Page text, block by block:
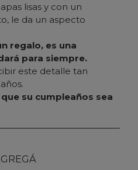
lisas y con un
le da un aspecto
regalo, es una
para siempre.
este detalle tan
su cumpleaños sea